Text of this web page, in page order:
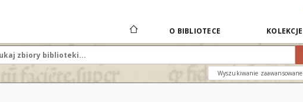
O BIBLIOTECE KOLEKCJE
Wyszukiwanie zaawansowane